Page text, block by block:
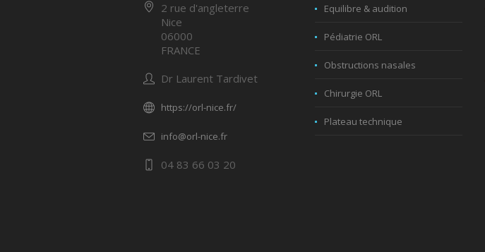
2 rue d'angleterre
Nice
06000
FRANCE
Dr Laurent Tardivet
https://orl-nice.fr/
info@orl-nice.fr
04 83 66 03 20
Equilibre & audition
Pédiatrie ORL
Obstructions nasales
Chirurgie ORL
Plateau technique